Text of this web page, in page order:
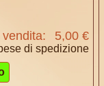
5,00 €
di spedizione